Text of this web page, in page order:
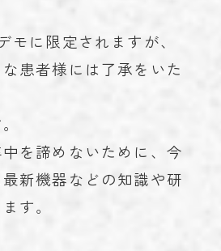
モに限定されますが、
患者様には了承をいた
。
を諦めないために、今
新機器などの知識や研
す。